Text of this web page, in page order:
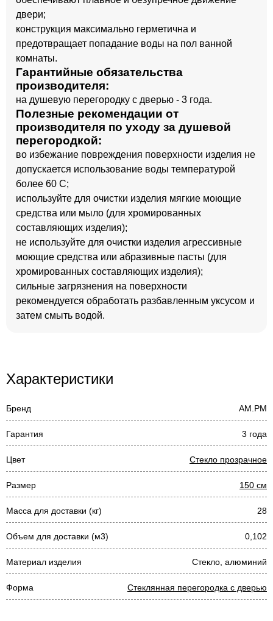
двери;
конструкция максимально герметична и
предотвращает попадание воды на пол ванной
комнаты.
Гарантийные обязательства
производителя:
на душевую перегородку с дверью - 3 года.
Полезные рекомендации от
производителя по уходу за душевой
перегородкой:
во избежание повреждения поверхности изделия не
допускается использование воды температурой
более 60 С;
используйте для очистки изделия мягкие моющие
средства или мыло (для хромированных
составляющих изделия);
не используйте для очистки изделия агрессивные
моющие средства или абразивные пасты (для
хромированных составляющих изделия);
сильные загрязнения на поверхности
рекомендуется обработать разбавленным уксусом и
затем смыть водой.
Характеристики
Бренд AM.PM
Гарантия 3 года
Цвет Стекло прозрачное
Размер 150 см
Масса для доставки (кг) 28
Объем для доставки (м3) 0,102
Материал изделия Стекло, алюминий
Форма Стеклянная перегородка с дверью